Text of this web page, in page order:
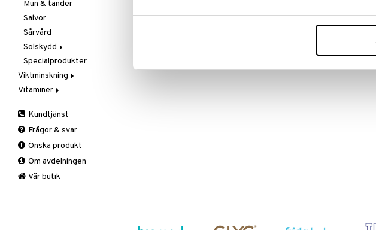
Mun & tänder
Salvor
Sårvård
Solskydd
Aftersun
Brun utan sol
Läppar
Specialprodukter
Viktminskning
Äppelcidervinäger
Fasta
Fettförbränning
Måltidsersättning
Övriga
Vitaminer
Antioxidanter
B vitaminer
Barn
C vitaminer
Kvinna
Kundtjänst
Frågor & svar
Önska produkt
Om avdelningen
Vår butik